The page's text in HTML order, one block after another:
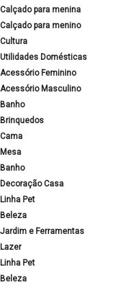
Calçado para menina
Calçado para menino
Cultura
Utilidades Domésticas
Acessório Feminino
Acessório Masculino
Banho
Brinquedos
Cama
Mesa
Banho
Decoração Casa
Linha Pet
Beleza
Jardim e Ferramentas
Lazer
Linha Pet
Beleza